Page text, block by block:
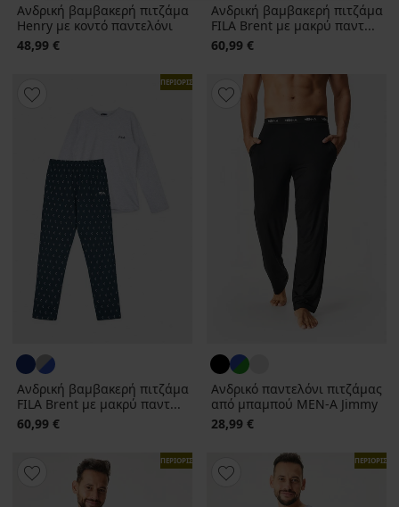
Ανδρική βαμβακερή πιτζάμα
Henry με κοντό παντελόνι
48,99 €
Ανδρική βαμβακερή πιτζάμα
FILA Brent με μακρύ παντ...
60,99 €
ΠΕΡΙΟΡΙΣΜΕΝΑ
Ανδρική βαμβακερή πιτζάμα
FILA Brent με μακρύ παντ...
60,99 €
Ανδρικό παντελόνι πιτζάμας
από μπαμπού MEN-A Jimmy
28,99 €
ΠΕΡΙΟΡΙΣΜΕΝΑ